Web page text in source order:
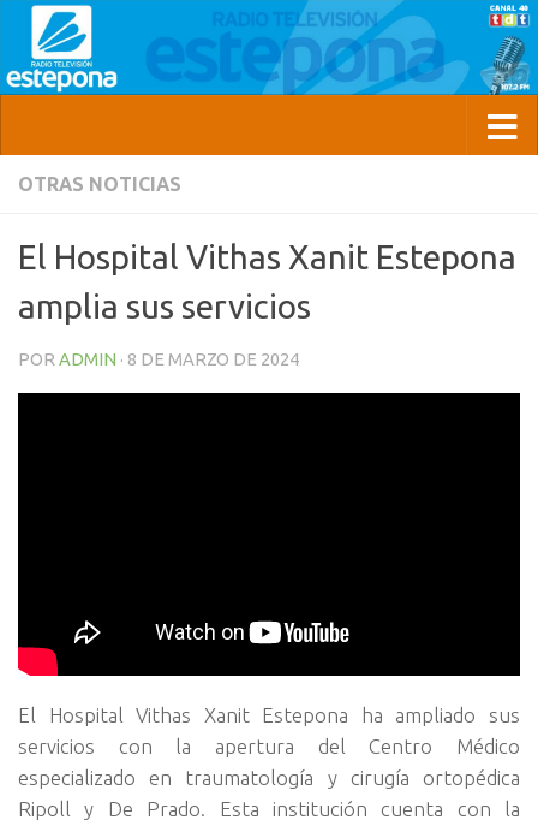
OTRAS NOTICIAS
El Hospital Vithas Xanit Estepona
amplia sus servicios
POR ADMIN · 8 DE MARZO DE 2024
El Hospital Vithas Xanit Estepona ha ampliado sus
servicios con la apertura del Centro Médico
especializado en traumatología y cirugía ortopédica
Ripoll y De Prado. Esta institución cuenta con la